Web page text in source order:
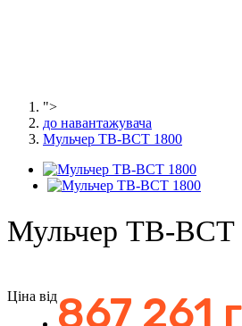
">
до навантажувача
Мульчер TB-BCT 1800
Мульчер TB-BCT
Ціна від867 261